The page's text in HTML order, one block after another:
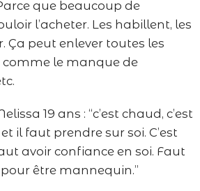
que beaucoup de
l’acheter. Les habillent, les
Ça peut enlever toutes les
comme le manque de
19 ans : “c’est chaud, c’est
il faut prendre sur soi. C’est
avoir confiance en soi. Faut
être mannequin.”